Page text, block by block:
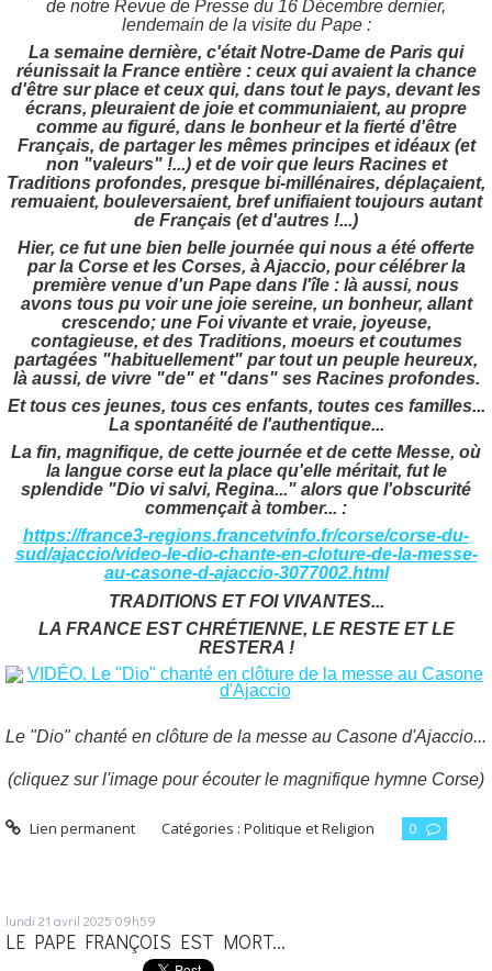
de notre Revue de Presse du 16 Décembre dernier,
lendemain de la visite du Pape :
La semaine dernière, c'était Notre-Dame de Paris qui
réunissait la France entière : ceux qui avaient la chance
d'être sur place et ceux qui, dans tout le pays, devant les
écrans, pleuraient de joie et communiaient, au propre
comme au figuré, dans le bonheur et la fierté d'être
Français, de partager les mêmes principes et idéaux (et
non "valeurs" !...) et de voir que leurs Racines et
Traditions profondes, presque bi-millénaires, déplaçaient,
remuaient, bouleversaient, bref unifiaient toujours autant
de Français (et d'autres !...)
Hier, ce fut une bien belle journée qui nous a été offerte
par la Corse et les Corses, à Ajaccio, pour célébrer la
première venue d'un Pape dans l'île : là aussi, nous
avons tous pu voir une joie sereine, un bonheur, allant
crescendo; une Foi vivante et vraie, joyeuse,
contagieuse, et des Traditions, moeurs et coutumes
partagées "habituellement" par tout un peuple heureux,
là aussi, de vivre "de" et "dans" ses Racines profondes.
Et tous ces jeunes, tous ces enfants, toutes ces familles...
La spontanéité de l'authentique...
La fin, magnifique, de cette journée et de cette Messe, où
la langue corse eut la place qu'elle méritait, fut le
splendide "Dio vi salvi, Regina..." alors que l'obscurité
commençait à tomber... :
https://france3-regions.francetvinfo.fr/corse/corse-du-
sud/ajaccio/video-le-dio-chante-en-cloture-de-la-messe-
au-casone-d-ajaccio-3077002.html
TRADITIONS ET FOI VIVANTES...
LA FRANCE EST CHRÉTIENNE, LE RESTE ET LE
RESTERA !
Le "Dio" chanté en clôture de la messe au Casone d'Ajaccio...
(cliquez sur l'image pour écouter le magnifique hymne Corse)
Lien permanent Catégories :Politique et Religion 0
lundi 21 avril 2025 09h59
LE PAPE FRANÇOIS EST MORT...